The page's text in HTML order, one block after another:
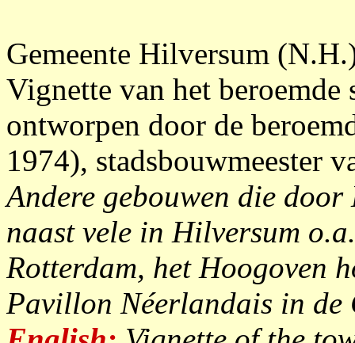
Gemeente Hilversum
Vignette van het
ontworpen door de
1974), stadsbouwmeester
Andere gebouwen die
naast vele in Hilversum
Rotterdam, het Hoogoven
Pavillon Néerlandais in